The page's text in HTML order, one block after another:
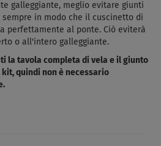
galleggiante, meglio evitare giunti
in modo che il cuscinetto di
perfettamente al ponte. Ciò eviterà
o all'intero galleggiante.
la tavola completa di vela e il giunto
quindi non è necessario